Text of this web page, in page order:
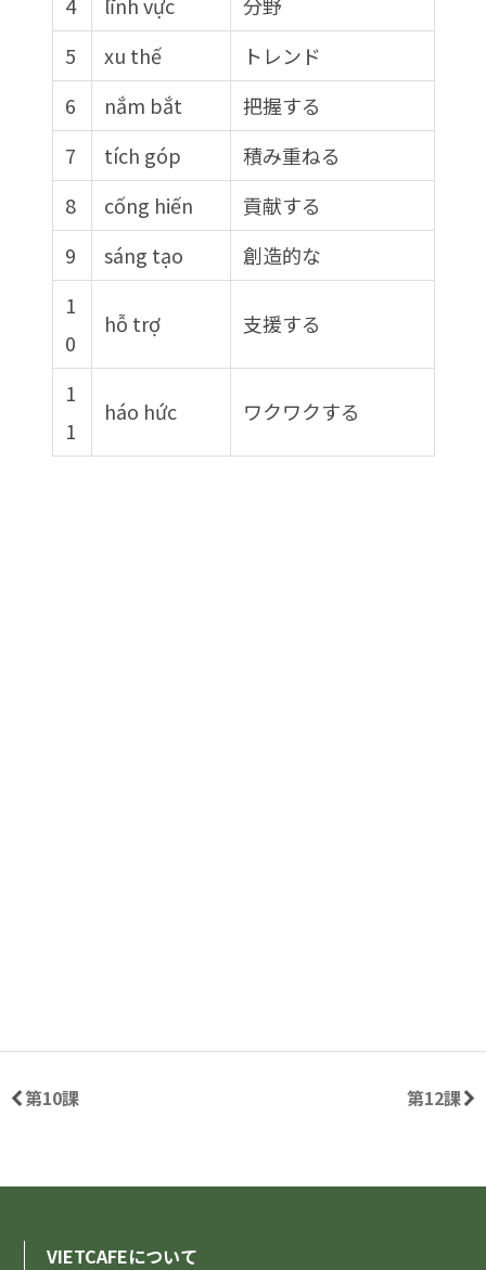
5
xu thế
トレンド
6
nắm bắt
把握する
7
tích góp
積み重ねる
8
cống hiến
貢献する
9
sáng tạo
創造的な
1
0
hỗ trợ 支援する
1
1
háo hức ワクワクする
第10課 第12課
VIETCAFEについて